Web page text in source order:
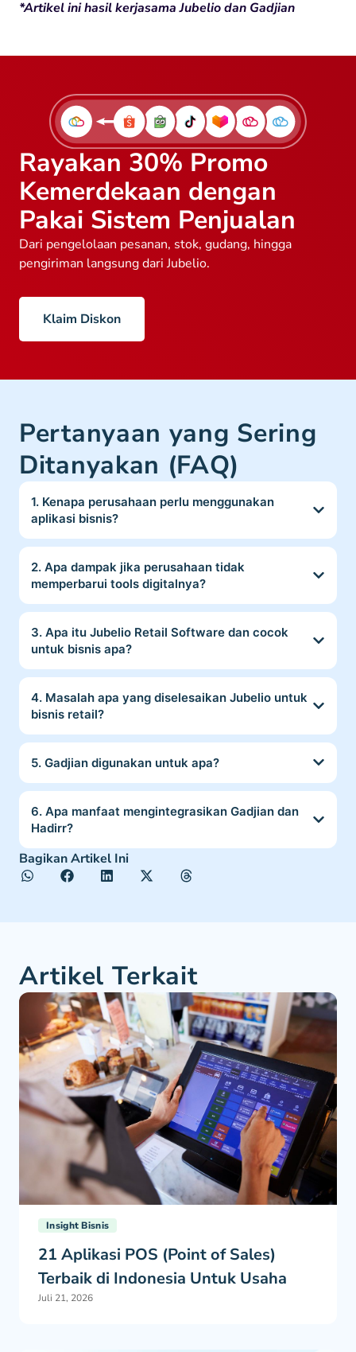
*Artikel ini hasil kerjasama Jubelio dan Gadjian
Rayakan 30% Promo
Kemerdekaan dengan
Pakai Sistem Penjualan
Dari pengelolaan pesanan, stok, gudang, hingga
pengiriman langsung dari Jubelio.
Klaim Diskon
Pertanyaan yang Sering
Ditanyakan (FAQ)
1. Kenapa perusahaan perlu menggunakan
aplikasi bisnis?
2. Apa dampak jika perusahaan tidak
memperbarui tools digitalnya?
3. Apa itu Jubelio Retail Software dan cocok
untuk bisnis apa?
4. Masalah apa yang diselesaikan Jubelio untuk
bisnis retail?
5. Gadjian digunakan untuk apa?
6. Apa manfaat mengintegrasikan Gadjian dan
Hadirr?
Bagikan Artikel Ini
Artikel Terkait
Insight Bisnis
21 Aplikasi POS (Point of Sales)
Terbaik di Indonesia Untuk Usaha
Juli 21, 2026